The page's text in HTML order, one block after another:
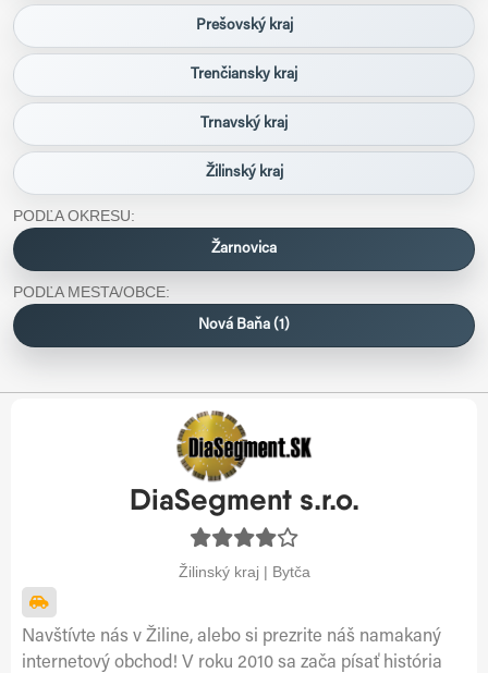
Prešovský kraj
Trenčiansky kraj
Trnavský kraj
Žilinský kraj
PODĽA OKRESU:
Žarnovica
PODĽA MESTA/OBCE:
Nová Baňa (1)
DiaSegment s.r.o.
Žilinský kraj | Bytča
Navštívte nás v Žiline, alebo si prezrite náš namakaný
internetový obchod! V roku 2010 sa zača písať história